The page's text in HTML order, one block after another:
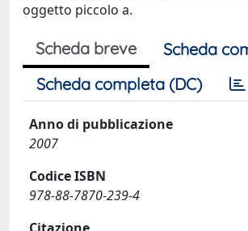
oggetto piccolo a.
Scheda breve
Scheda
Scheda completa (DC)
Anno di pubblicazione
2007
Codice ISBN
978-88-7870-239-4